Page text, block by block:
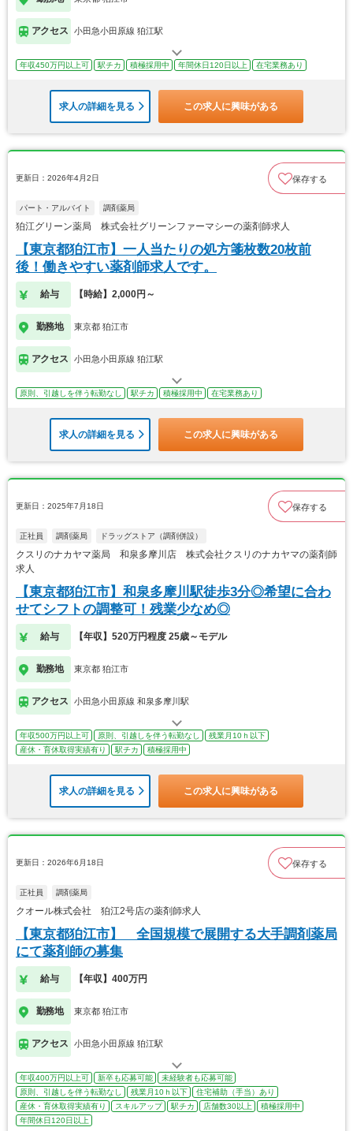
アクセス 小田急小田原線 狛江駅
年収450万円以上可 駅チカ 積極採用中 年間休日120日以上 在宅業務あり
求人の詳細を見る この求人に興味がある
更新日：2026年4月2日 保存する
パート・アルバイト 調剤薬局
狛江グリーン薬局 株式会社グリーンファーマシーの薬剤師求人
【東京都狛江市】一人当たりの処方箋枚数20枚前
後！働きやすい薬剤師求人です。
給与 【時給】2,000円～
勤務地 東京都 狛江市
アクセス 小田急小田原線 狛江駅
原則、引越しを伴う転勤なし 駅チカ 積極採用中 在宅業務あり
求人の詳細を見る この求人に興味がある
更新日：2025年7月18日 保存する
正社員 調剤薬局 ドラッグストア（調剤併設）
クスリのナカヤマ薬局 和泉多摩川店 株式会社クスリのナカヤマの薬剤師
求人
【東京都狛江市】和泉多摩川駅徒歩3分◎希望に合わ
せてシフトの調整可！残業少なめ◎
給与 【年収】520万円程度 25歳～モデル
勤務地 東京都 狛江市
アクセス 小田急小田原線 和泉多摩川駅
年収500万円以上可 原則、引越しを伴う転勤なし
残業月10ｈ以下
産休・育休取得実績有り
駅チカ 積極採用中
求人の詳細を見る この求人に興味がある
更新日：2026年6月18日 保存する
正社員 調剤薬局
クオール株式会社 狛江2号店の薬剤師求人
【東京都狛江市】 全国規模で展開する大手調剤薬局
にて薬剤師の募集
給与 【年収】400万円
勤務地 東京都 狛江市
アクセス 小田急小田原線 狛江駅
年収400万円以上可 新卒も応募可能
未経験者も応募可能
原則、引越しを伴う転勤なし
残業月10ｈ以下
住宅補助（手当）あり
産休・育休取得実績有り
スキルアップ 駅チカ 店舗数30以上
積極採用中
年間休日120日以上